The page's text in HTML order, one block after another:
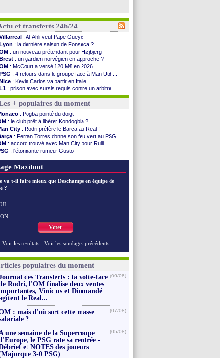
et transferts 24h/24
Villarreal : Al-Ahli veut Pape Gueye
Lyon : la dernière saison de Fonseca ?
OM : un nouveau prétendant pour Højbjerg
Brest : un gardien norvégien en approche ?
OM : McCourt a versé 120 M€ en 2026
PSG : 4 retours dans le groupe face à Man Utd ...
Nice : Kevin Carlos va partir en Italie
L1 : prison avec sursis requis contre un arbitre
Leganés: c'est signé pour Luca Zidane (off.)
Atletico: Ruggeri en route pour Aston Villa
Monaco: Filipe Luis soutient Biereth
Lyon: Mangala prêté à Getafe (officiel)
PSG: Nsoki va signer en Croatie
Arsenal : Naples vise Gabriel Jesus
Real: Mastantuono prêté à la Fiorentina (off.)
Man City : accord avec le Barça pour Rodri ?
Rennes: Haise a prolongé (officiel)
OM: B. Genesio - "ce n'est pas idéal"
PSG: Liverpool va proposer 115 M€ pour ...
Norvège
Monaco
+ populaires du moment
: Pogba pointé du doigt
: le club prêt à libérer Kondogbia ?
City : Rodri préfère le Barça au Real !
: Ferran Torres donne son feu vert au PSG
: accord trouvé avec Man City pour Rulli
: l'étonnante rumeur Gusto
: Owori battu à mort à Kampala
Maxifoot
va t-il faire mieux que Deschamps en équipe de
?
Voter
Voir les resultats - Voir les sondages précédents
populaires du moment
des Transferts : la volte-face
Rodri, l'OM finalise deux ventes
Vinicius et Diomandé
le Real...
(06/08)
: mais d'où sort cette masse
?
(07/08)
une semaine de la Supercoupe
le PSG rate sa rentrée -
et NOTES des joueurs
3-0 PSG)
(05/08)